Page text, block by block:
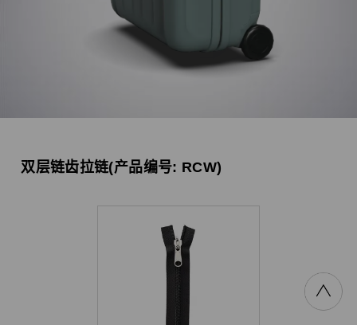
双层链齿拉链(产品编号: RCW)